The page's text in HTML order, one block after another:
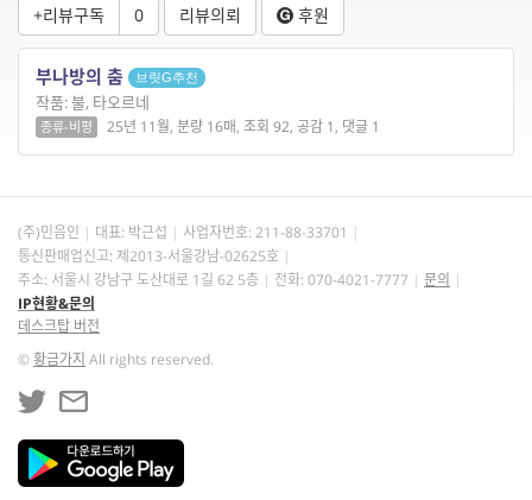
+리뷰구독 0 리뷰의뢰 후원
부나방의 춤 브릿G추천
작품: 불, 타오르네
종류-비평 25년 11월, 분량 16매, 조회 92, 공감 1, 댓글 1
(주)민음인 대표: 박근섭 사업자번호: 211-88-33701
통신판매업신고: 제2013-서울강남-02625호
주소: 서울시 강남구 도산대로 1길 62 5층
전화: 070-4021-7777
문의
IP현황&문의
데스크탑 버전
©황금가지 All rights reserved.